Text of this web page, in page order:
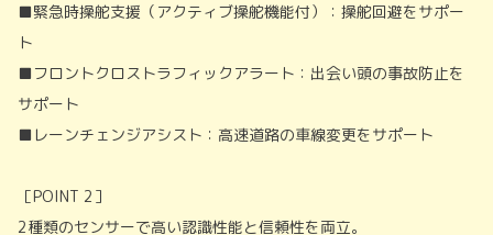
■緊急時操舵支援（アクティブ操舵機能付）：操舵回避をサポー
ト
■フロントクロストラフィックアラート：出会い頭の事故防止を
サポート
■レーンチェンジアシスト：高速道路の車線変更をサポート
［POINT 2］
2種類のセンサーで高い認識性能と信頼性を両立。